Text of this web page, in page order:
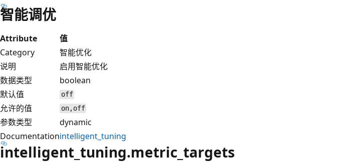
智能调优
Attribute
值
Category
智能优化
说明
启用智能优化
数据类型
boolean
默认值
off
允许的值 on,off
参数类型
dynamic
Documentationintelligent_tuning
intelligent_tuning.metric_targets